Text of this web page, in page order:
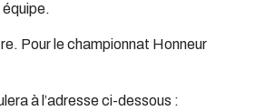
Pour le championnat Honneur
à l’adresse ci-dessous :